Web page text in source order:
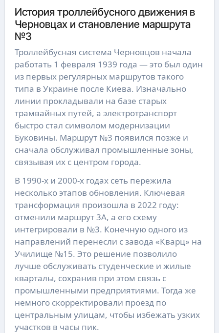
История троллейбусного движения в
Черновцах и становление маршрута
№3
Троллейбусная система Черновцов начала
работать 1 февраля 1939 года — это был один
из первых регулярных маршрутов такого
типа в Украине после Киева. Изначально
линии прокладывали на базе старых
трамвайных путей, а электротранспорт
быстро стал символом модернизации
Буковины. Маршрут №3 появился позже и
сначала обслуживал промышленные зоны,
связывая их с центром города.
В 1990-х и 2000-х годах сеть пережила
несколько этапов обновления. Ключевая
трансформация произошла в 2022 году:
отменили маршрут 3А, а его схему
интегрировали в №3. Конечную одного из
направлений перенесли с завода «Кварц» на
Училище №15. Это решение позволило
лучше обслуживать студенческие и жилые
кварталы, сохранив при этом связь с
промышленными предприятиями. Тогда же
немного скорректировали проезд по
центральным улицам, чтобы избежать узких
участков в часы пик.